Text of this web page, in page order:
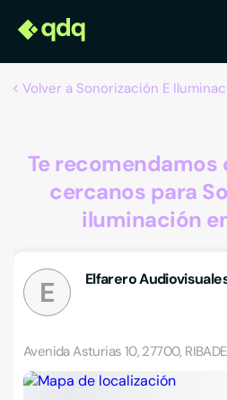
Volver a Sonorización E
Te
cercanos para
iluminación
E Elfarero
Avenida Asturias 10, 27700,